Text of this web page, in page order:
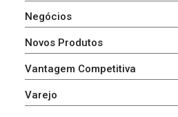
Negócios
Novos Produtos
Vantagem Competitiva
Varejo